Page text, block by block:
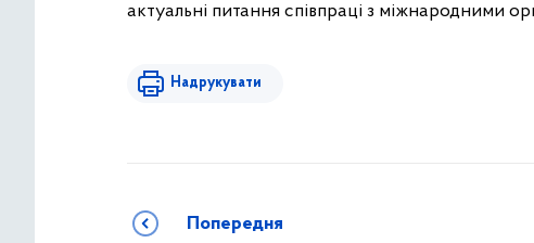
актуальні питання співпраці з міжнародними
Надрукувати
Попередня